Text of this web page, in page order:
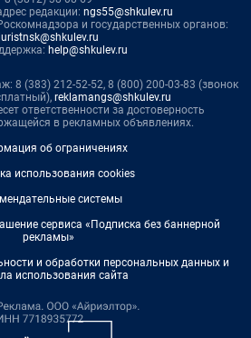
редакции: ngs55@shkulev.ru
и государственных органов:
help@shkulev.ru
8 (383) 212-52-52, 8 (800) 200-03-83 (звонок
reklamangs@shkulev.ru
ответственности за достоверность
в рекламных объявлениях.
об ограничениях
использования cookies
системы
сервиса «Подписка без баннерной
рекламы»
и обработки персональных данных и
использования сайта